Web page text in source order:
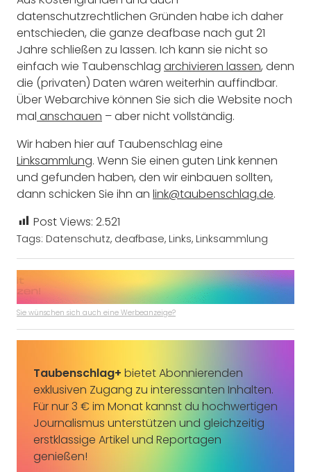
datenschutzrechtlichen Gründen habe ich daher
entschieden, die ganze deafbase nach gut 21
Jahre schließen zu lassen. Ich kann sie nicht so
einfach wie Taubenschlag archivieren lassen, denn
die (privaten) Daten wären weiterhin auffindbar.
Über Webarchive können Sie sich die Website noch
mal anschauen – aber nicht vollständig.
Wir haben hier auf Taubenschlag eine
Linksammlung. Wenn Sie einen guten Link kennen
und gefunden haben, den wir einbauen sollten,
dann schicken Sie ihn an link@taubenschlag.de.
Post Views: 2.521
Tags: Datenschutz, deafbase, Links, Linksammlung
Sie wünschen sich auch eine Werbeanzeige?
Taubenschlag+ bietet Abonnierenden
exklusiven Zugang zu interessanten Inhalten.
Für nur 3 € im Monat kannst du hochwertigen
Journalismus unterstützen und gleichzeitig
erstklassige Artikel und Reportagen
genießen!